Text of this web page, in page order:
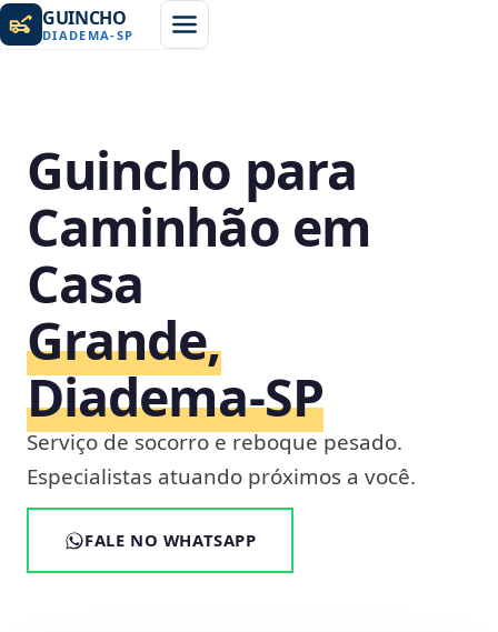
GUINCHO
DIADEMA-SP
Guincho para
Caminhão em
Casa
Grande,
Diadema‑SP
Serviço de socorro e reboque pesado.
Especialistas atuando próximos a você.
FALE NO WHATSAPP